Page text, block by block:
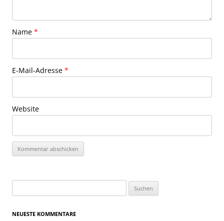
Name *
E-Mail-Adresse *
Website
nach:
NEUESTE KOMMENTARE